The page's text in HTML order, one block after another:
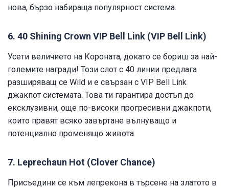
нова, бързо набираща популярност система.
6. 40 Shining Crown VIP Bell Link (VIP Bell Link)
Усети величието на Короната, докато се бориш за най-
големите награди! Този слот с 40 линии предлага
разширяващ се Wild и е свързан с VIP Bell Link
джакпот системата. Това ти гарантира достъп до
ексклузивни, още по-високи прогресивни джакпоти,
които правят всяко завъртане вълнуващо и
потенциално променящо живота.
7. Leprechaun Hot (Clover Chance)
Присъедини се към лепрекона в търсене на златото в